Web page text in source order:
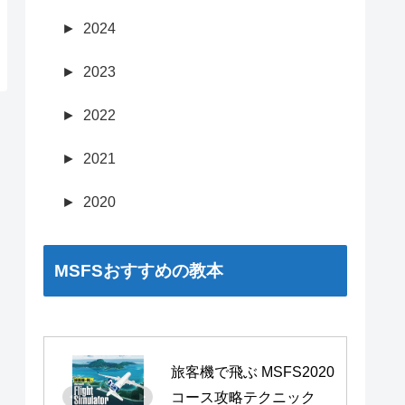
► 2024
► 2023
► 2022
► 2021
► 2020
MSFSおすすめの教本
旅客機で飛ぶ MSFS2020
コース攻略テクニック